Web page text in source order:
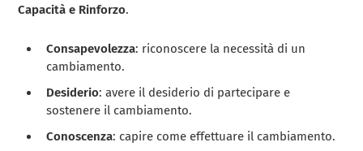
Capacità e Rinforzo.
Consapevolezza: riconoscere la necessità di un
cambiamento.
Desiderio: avere il desiderio di partecipare e
sostenere il cambiamento.
Conoscenza: capire come effettuare il cambiamento.